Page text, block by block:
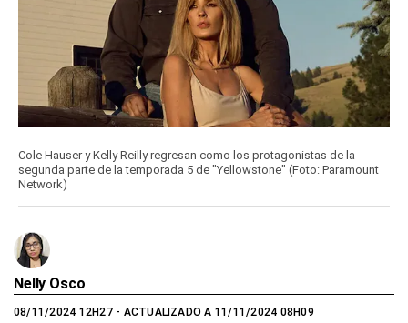
Cole Hauser y Kelly Reilly regresan como los protagonistas de la
segunda parte de la temporada 5 de "Yellowstone" (Foto: Paramount
Network)
Nelly Osco
08/11/2024 12H27- ACTUALIZADO A 11/11/2024 08H09